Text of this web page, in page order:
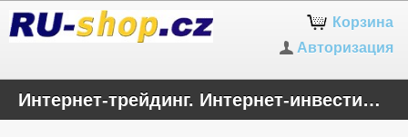
Корзина
Авторизация
Интернет-трейдинг. Интернет-инвестиции